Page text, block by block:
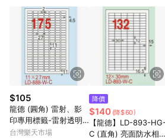
市場 45 天內完成訂單出貨及結帳，則不符合贈
使用APP、或中途瀏覽比價網、回饋網、
由網頁版(電腦版/手機版網頁)切換為App都
無法進行 LINE POINTS 回饋。 (5) LINE 購物為購物資訊整合性
平台，商品資料更新會有時間差，如顯示之
位、贈品與台灣樂天市場銷售網頁不符，以
(6) 導購訂單已逾 365 天，根據台灣樂天回饋
不符合回饋資格。 (7) 若上述或其他原因，致使消費者無接收到
點數回饋或點數回饋有爭議，台灣樂天市場保
追訴之權利，活動詳情以樂天市場網站公告
$105
龍德 (圓角) 雷射、影
印專用標籤-雷射透明
(可列印) 11x27mm 15
台灣樂天市場
降價
$140 (降$60)
【龍德】LD-893-HG-
C (直角) 亮面防水相片